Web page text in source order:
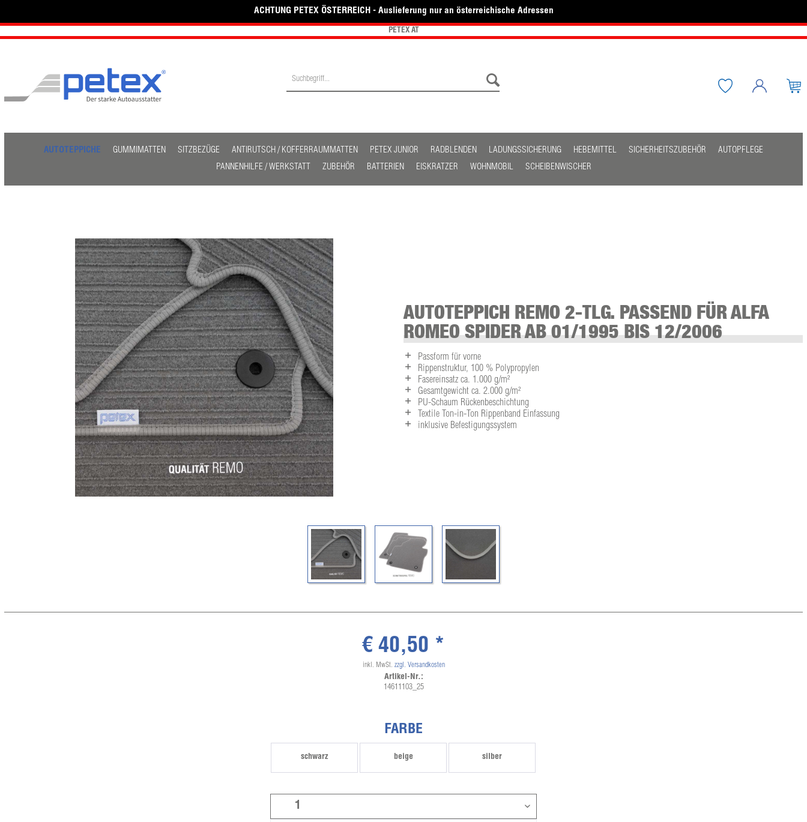
ACHTUNG PETEX ÖSTERREICH - Auslieferung nur an österreichische Adressen
PETEX AT
AUTOTEPPICHE GUMMIMATTEN SITZBEZÜGE ANTIRUTSCH / KOFFERRAUMMATTEN PETEX JUNIOR RADBLENDEN LADUNGSSICHERUNG HEBEMITTEL SICHERHEITSZUBEHÖR
AUTOPFLEGE
PANNENHILFE / WERKSTATT
ZUBEHÖR BATTERIEN EISKRATZER WOHNMOBIL SCHEIBENWISCHER
AUTOTEPPICH REMO 2-TLG. PASSEND FÜR ALFA
ROMEO SPIDER AB 01/1995 BIS 12/2006
Passform für vorne
Rippenstruktur, 100 % Polypropylen
Fasereinsatz ca. 1.000 g/m²
Gesamtgewicht ca. 2.000 g/m²
PU-Schaum Rückenbeschichtung
Textile Ton-in-Ton Rippenband Einfassung
inklusive Befestigungssystem
FARBE
schwarz beige silber
€ 40,50 *
inkl. MwSt. zzgl. Versandkosten
Artikel-Nr.:
14611103_25